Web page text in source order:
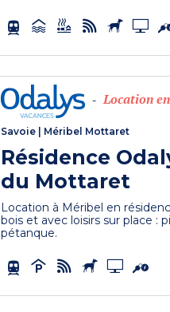
- Location
Savoie Méribel Mottaret
Résidence
du Mottaret
Location à Méribel en
bois et avec loisirs sur place :
pétanque.